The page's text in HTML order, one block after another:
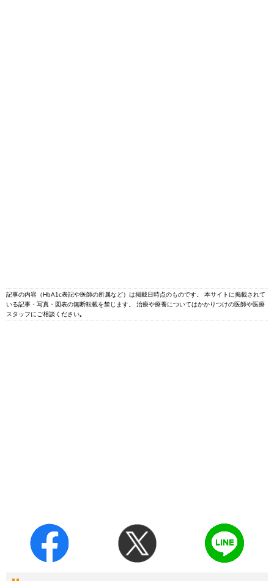
記事の内容（HbA1c表記や医師の所属など）は掲載日時点のものです。 本サイトに掲載されて
いる記事・写真・図表の無断転載を禁じます。 治療や療養についてはかかりつけの医師や医療
スタッフにご相談ください｡